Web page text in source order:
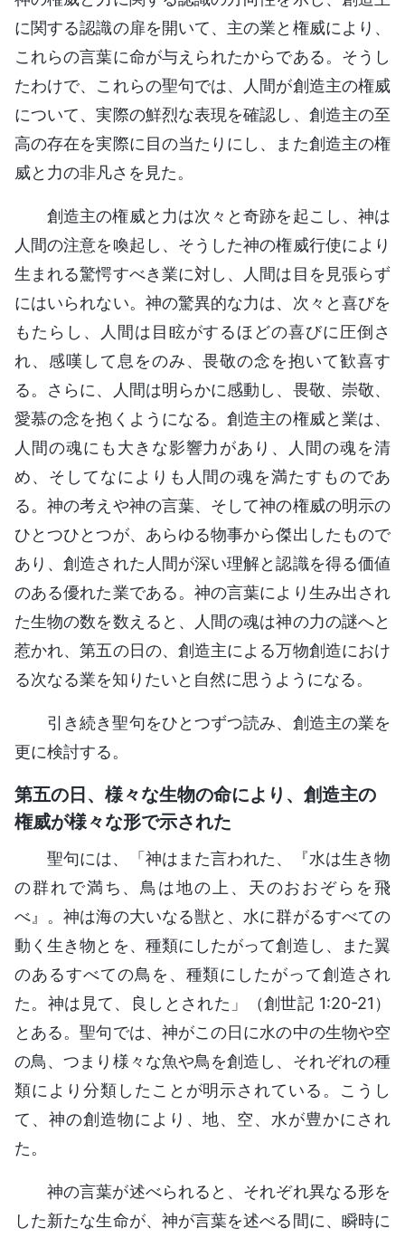
に関する認識の扉を開いて、主の業と権威により、
これらの言葉に命が与えられたからである。そうし
たわけで、これらの聖句では、人間が創造主の権威
について、実際の鮮烈な表現を確認し、創造主の至
高の存在を実際に目の当たりにし、また創造主の権
威と力の非凡さを見た。
創造主の権威と力は次々と奇跡を起こし、神は
人間の注意を喚起し、そうした神の権威行使により
生まれる驚愕すべき業に対し、人間は目を見張らず
にはいられない。神の驚異的な力は、次々と喜びを
もたらし、人間は目眩がするほどの喜びに圧倒さ
れ、感嘆して息をのみ、畏敬の念を抱いて歓喜す
る。さらに、人間は明らかに感動し、畏敬、崇敬、
愛慕の念を抱くようになる。創造主の権威と業は、
人間の魂にも大きな影響力があり、人間の魂を清
め、そしてなによりも人間の魂を満たすものであ
る。神の考えや神の言葉、そして神の権威の明示の
ひとつひとつが、あらゆる物事から傑出したもので
あり、創造された人間が深い理解と認識を得る価値
のある優れた業である。神の言葉により生み出され
た生物の数を数えると、人間の魂は神の力の謎へと
惹かれ、第五の日の、創造主による万物創造におけ
る次なる業を知りたいと自然に思うようになる。
引き続き聖句をひとつずつ読み、創造主の業を
更に検討する。
第五の日、様々な生物の命により、創造主の
権威が様々な形で示された
聖句には、「神はまた言われた、『水は生き物
の群れで満ち、鳥は地の上、天のおおぞらを飛
べ』。神は海の大いなる獣と、水に群がるすべての
動く生き物とを、種類にしたがって創造し、また翼
のあるすべての鳥を、種類にしたがって創造され
た。神は見て、良しとされた」（創世記 1:20-21）
とある。聖句では、神がこの日に水の中の生物や空
の鳥、つまり様々な魚や鳥を創造し、それぞれの種
類により分類したことが明示されている。こうし
て、神の創造物により、地、空、水が豊かにされ
た。
神の言葉が述べられると、それぞれ異なる形を
した新たな生命が、神が言葉を述べる間に、瞬時に